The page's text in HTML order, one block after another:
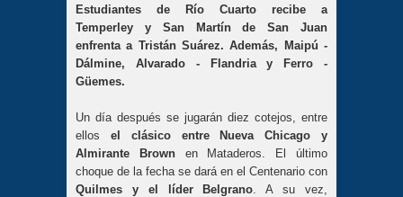
Estudiantes de Río Cuarto recibe a
Temperley y San Martín de San Juan
enfrenta a Tristán Suárez. Además, Maipú -
Dálmine, Alvarado - Flandria y Ferro -
Güemes.
Un día después se jugarán diez cotejos, entre
ellos el clásico entre Nueva Chicago y
Almirante Brownen Mataderos. El último
choque de la fecha se dará en el Centenario con
Quilmes y el líder Belgrano . A su vez,